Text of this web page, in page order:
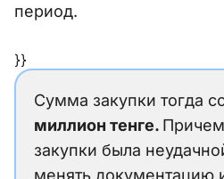
период.
}}
Сумма закупки тогда
миллион тенге.
закупки была
менять документацию